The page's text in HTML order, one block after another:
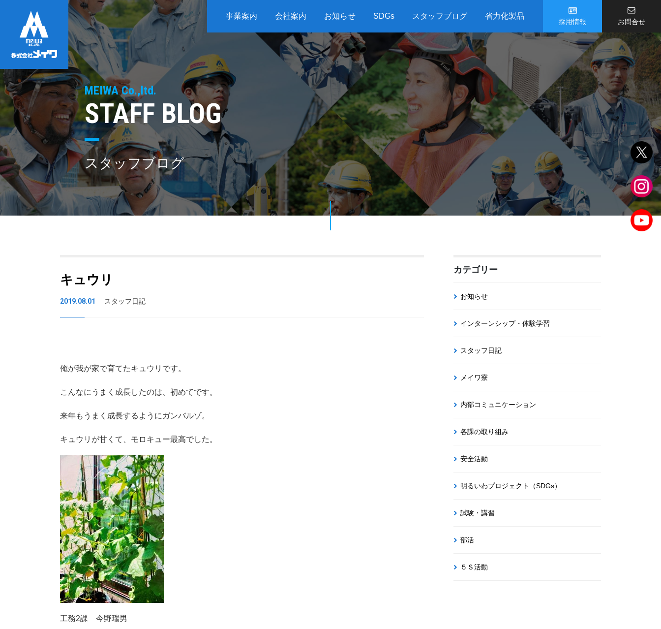
事業案内 会社案内 お知らせ SDGs スタッフブログ 省力化製品
採用情報 お問合せ
MEIWA Co.,ltd.
STAFF BLOG
スタッフブログ
キュウリ
2019.08.01 スタッフ日記
俺が我が家で育てたキュウリです。
こんなにうまく成長したのは、初めてです。
来年もうまく成長するようにガンバルゾ。
キュウリが甘くて、モロキュー最高でした。
工務2課 今野瑞男
カテゴリー
お知らせ
インターンシップ・体験学習
スタッフ日記
メイワ寮
内部コミュニケーション
各課の取り組み
安全活動
明るいわプロジェクト（SDGs）
試験・講習
部活
５Ｓ活動